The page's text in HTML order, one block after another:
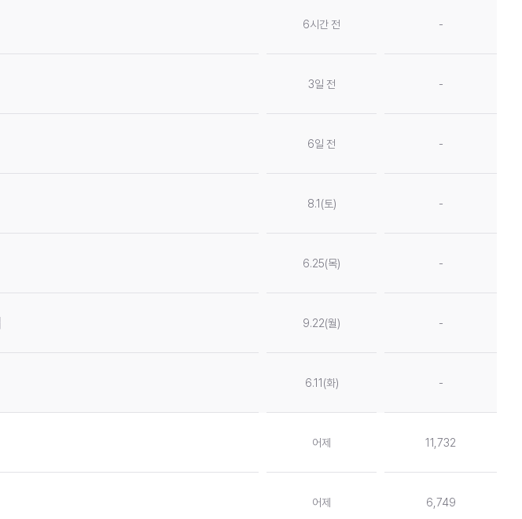
6시간 전 -
3일 전 -
6일 전 -
8.1(토) -
6.25(목) -
9.22(월) -
6.11(화) -
어제 11,732
어제 6,749